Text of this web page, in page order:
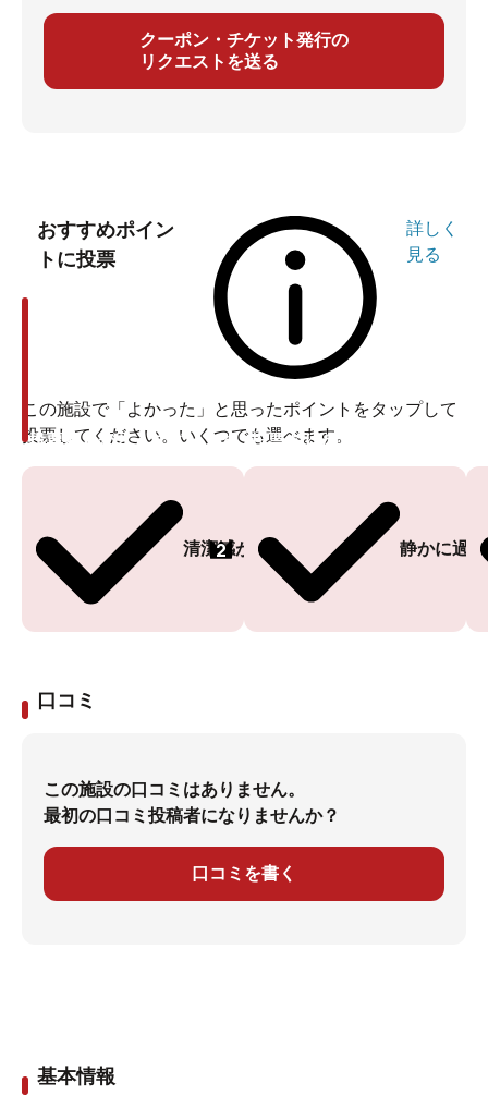
クーポン・チケット発行の
リクエストを送る
おすすめポイン
トに投票
詳しく
見る
この施設で「よかった」と思ったポイントをタップして
投票してください。いくつでも選べます。
清潔感がある
2
投票ありがとうございます
静かに過
投票ありがとうございます
口コミ
この施設の口コミはありません。
最初の口コミ投稿者になりませんか？
口コミを書く
基本情報